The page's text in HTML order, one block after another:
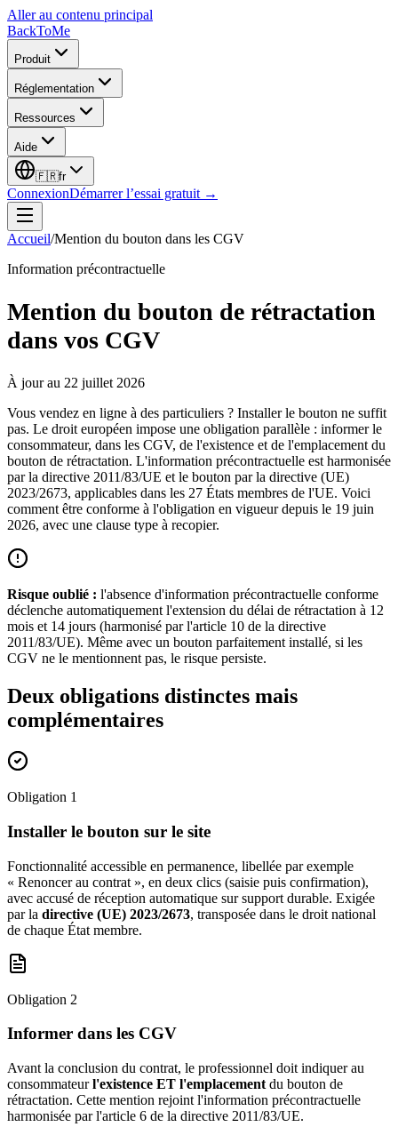
Aller au contenu principal
BackToMe
Produit
Réglementation
Ressources
Aide
🇫🇷fr
ConnexionDémarrer l’essai gratuit →
Accueil/Mention du bouton dans les CGV
Information précontractuelle
Mention du bouton de rétractation
dans vos CGV
À jour au 22 juillet 2026
Vous vendez en ligne à des particuliers ? Installer le bouton ne suffit
pas. Le droit européen impose une obligation parallèle : informer le
consommateur, dans les CGV, de l'existence et de l'emplacement du
bouton de rétractation. L'information précontractuelle est harmonisée
par la directive 2011/83/UE et le bouton par la directive (UE)
2023/2673, applicables dans les 27 États membres de l'UE. Voici
comment être conforme à l'obligation en vigueur depuis le 19 juin
2026, avec une clause type à recopier.
Risque oublié : l'absence d'information précontractuelle conforme
déclenche automatiquement l'extension du délai de rétractation à 12
mois et 14 jours (harmonisé par l'article 10 de la directive
2011/83/UE). Même avec un bouton parfaitement installé, si les
CGV ne le mentionnent pas, le risque persiste.
Deux obligations distinctes mais
complémentaires
Obligation 1
Installer le bouton sur le site
Fonctionnalité accessible en permanence, libellée par exemple
« Renoncer au contrat », en deux clics (saisie puis confirmation),
avec accusé de réception automatique sur support durable. Exigée
par la directive (UE) 2023/2673, transposée dans le droit national
de chaque État membre.
Obligation 2
Informer dans les CGV
Avant la conclusion du contrat, le professionnel doit indiquer au
consommateur l'existence ET l'emplacement du bouton de
rétractation. Cette mention rejoint l'information précontractuelle
harmonisée par l'article 6 de la directive 2011/83/UE.